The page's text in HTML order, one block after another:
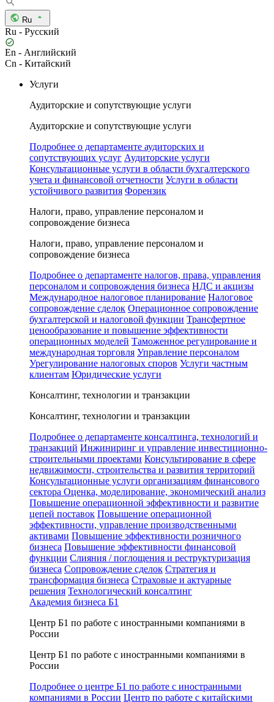
Ru
Ru - Русский
En - Английский
Cn - Китайский
Услуги
Аудиторские и сопутствующие услуги
Аудиторские и сопутствующие услуги
Подробнее о департаменте аудиторских и
сопутствующих услуг Аудиторские услуги
Консультационные услуги в области бухгалтерского
учета и финансовой отчетности Услуги в области
устойчивого развития Форензик
Налоги, право, управление персоналом и
сопровождение бизнеса
Налоги, право, управление персоналом и
сопровождение бизнеса
Подробнее о департаменте налогов, права, управления
персоналом и сопровождения бизнеса НДС и акцизы
Международное налоговое планирование Налоговое
сопровождение сделок Операционное сопровождение
бухгалтерской и налоговой функции Трансфертное
ценообразование и повышение эффективности
операционных моделей Таможенное регулирование и
международная торговля Управление персоналом
Урегулирование налоговых споров Услуги частным
клиентам Юридические услуги
Консалтинг, технологии и транзакции
Консалтинг, технологии и транзакции
Подробнее о департаменте консалтинга, технологий и
транзакций Инжиниринг и управление инвестиционно-
строительными проектами Консультирование в сфере
недвижимости, строительства и развития территорий
Консультационные услуги организациям финансового
сектора Оценка, моделирование, экономический анализ
Повышение операционной эффективности и развитие
цепей поставок Повышение операционной
эффективности, управление производственными
активами Повышение эффективности розничного
бизнеса Повышение эффективности финансовой
функции Слияния / поглощения и реструктуризация
бизнеса Сопровождение сделок Стратегия и
трансформация бизнеса Страховые и актуарные
решения Технологический консалтинг
Академия бизнеса Б1
Центр Б1 по работе с иностранными компаниями в
России
Центр Б1 по работе с иностранными компаниями в
России
Подробнее о центре Б1 по работе с иностранными
компаниями в России Центр по работе с китайскими